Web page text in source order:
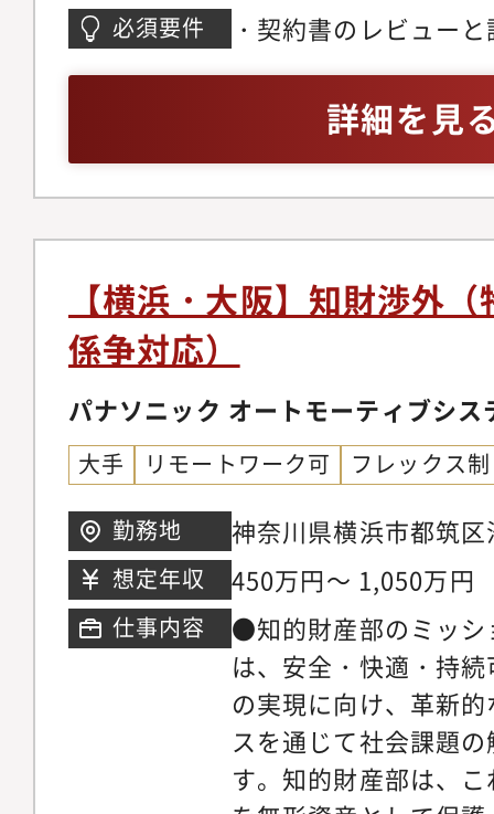
の強化と企業価値の
たビジネススキーム
スキームを実現する
ンサ・協業先等との
契約条件の検討・交
リードし完遂する・
で、PASグループお
社事業および他社に
争力・企業価値を向
課題となっている●
戦略に沿ったビジネ
議し、そのスキーム
関連する各種契約条
ティングをリードし
においては関連職能
の知財法務部門や関
なり、これらのステ
なって実務を推進す
種取引契約において
必須要件
・契約書のレビュー
詳細を見
【横浜・大阪】知財渉外
係争対応）
パナソニック オートモーティブシス
大手 リモートワーク可 フレックス制
勤務地
神奈川県横浜市都筑
守口市八雲東町1丁目
想定年収 450万円～ 1,050万円
仕事内容
●知的財産部のミッシ
は、安全・快適・持
の実現に向け、革新
スを通じて社会課題
す。知的財産部は、